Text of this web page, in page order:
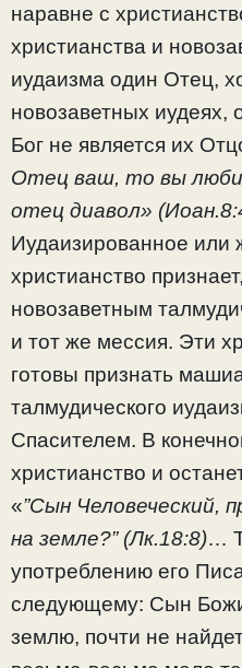
наравне с
христианства и
иудаизма один Отец,
новозаветных иудеях,
Бог не является их
Отец ваш, то вы
отец диавол»
Иудаизированное или
христианство
новозаветным
и тот же мессия. Эти
готовы признать
талмудического
Спасителем. В
христианство и
«”Сын Человеческий,
на земле?” (Лк.18:8)…
употреблению его
следующему: Сын
землю, почти не